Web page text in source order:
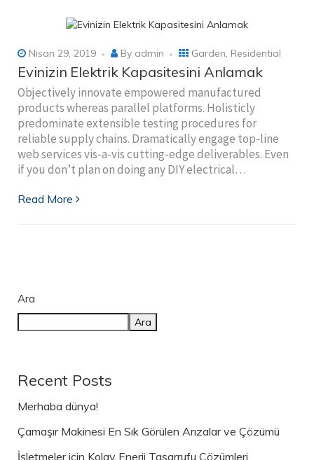
Nisan 29, 2019 By admin Garden, Residential
Evinizin Elektrik Kapasitesini Anlamak
Objectively innovate empowered manufactured
products whereas parallel platforms. Holisticly
predominate extensible testing procedures for
reliable supply chains. Dramatically engage top-line
web services vis-a-vis cutting-edge deliverables. Even
if you don’t plan on doing any DIY electrical…
Read More
Ara
Ara
Recent Posts
Merhaba dünya!
Çamaşır Makinesi En Sık Görülen Arızalar ve Çözümü
İşletmeler için Kolay Enerji Tasarrufu Çözümleri